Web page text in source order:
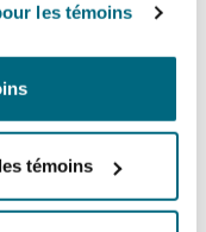
les témoins
témoins
du fabricant
biens